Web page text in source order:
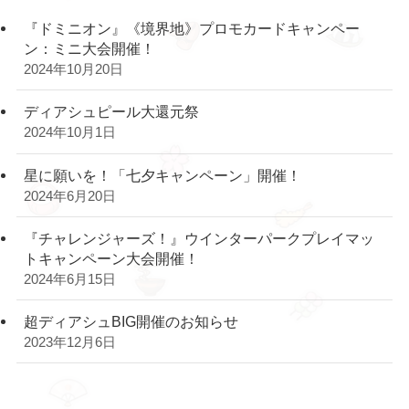
『ドミニオン』《境界地》プロモカードキャンペー
ン：ミニ大会開催！
2024年10月20日
ディアシュピール大還元祭
2024年10月1日
星に願いを！「七夕キャンペーン」開催！
2024年6月20日
『チャレンジャーズ！』ウインターパークプレイマッ
トキャンペーン大会開催！
2024年6月15日
超ディアシュBIG開催のお知らせ
2023年12月6日